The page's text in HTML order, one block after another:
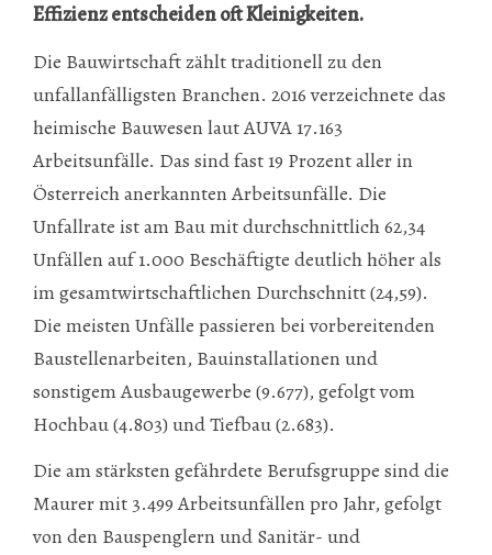
Effizienz entscheiden oft Kleinigkeiten.
Die Bauwirtschaft zählt traditionell zu den
unfallanfälligsten Branchen. 2016 verzeichnete das
heimische Bauwesen laut AUVA 17.163
Arbeitsunfälle. Das sind fast 19 Prozent aller in
Österreich anerkannten Arbeitsunfälle. Die
Unfallrate ist am Bau mit durchschnittlich 62,34
Unfällen auf 1.000 Beschäftigte deutlich höher als
im gesamtwirtschaftlichen Durchschnitt (24,59).
Die meisten Unfälle passieren bei vorbereitenden
Baustellenarbeiten, Bauinstallationen und
sonstigem Ausbaugewerbe (9.677), gefolgt vom
Hochbau (4.803) und Tiefbau (2.683).
Die am stärksten gefährdete Berufsgruppe sind die
Maurer mit 3.499 Arbeitsunfällen pro Jahr, gefolgt
von den Bauspenglern und Sanitär- und